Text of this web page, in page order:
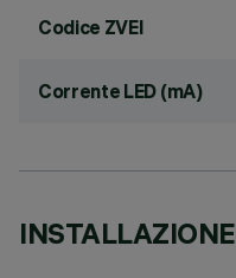
Codice ZVEI
Corrente LED (mA)
INSTALLAZIONE